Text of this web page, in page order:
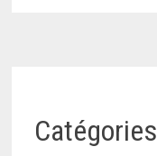
Catégories